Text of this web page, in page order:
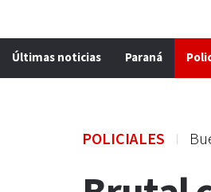
Últimas noticias Paraná
POLICIALES